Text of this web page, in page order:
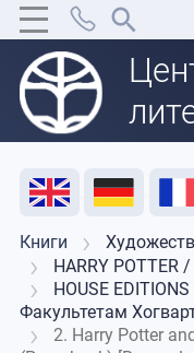
Акция Распродажа Отзывы
Книги
HARRY POTTER
HOUSE
Факультетам
2. Harry Potter